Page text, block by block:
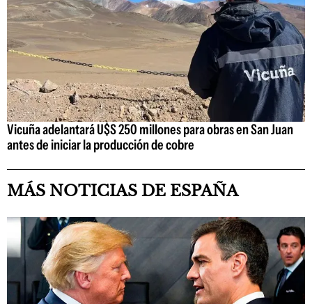
Vicuña adelantará U$S 250 millones para obras en San Juan
antes de iniciar la producción de cobre
MÁS NOTICIAS DE ESPAÑA